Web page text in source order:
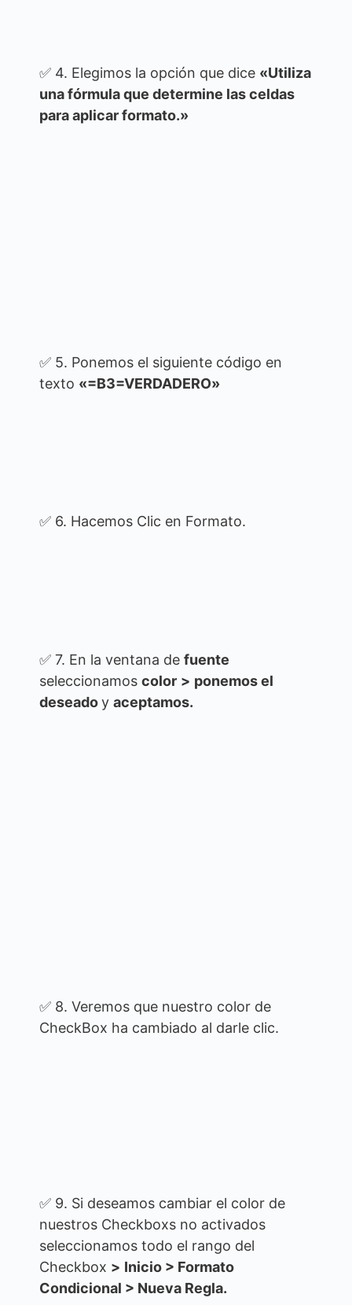
✅ 4. Elegimos la opción que dice «Utiliza
una fórmula que determine las celdas
para aplicar formato.»
✅ 5. Ponemos el siguiente código en
texto «=B3=VERDADERO»
✅ 6. Hacemos Clic en Formato.
✅ 7. En la ventana de fuente
seleccionamos color > ponemos el
deseadoy aceptamos.
✅ 8. Veremos que nuestro color de
CheckBox ha cambiado al darle clic.
✅ 9. Si deseamos cambiar el color de
nuestros Checkboxs no activados
seleccionamos todo el rango del
Checkbox > Inicio > Formato
Condicional > Nueva Regla.